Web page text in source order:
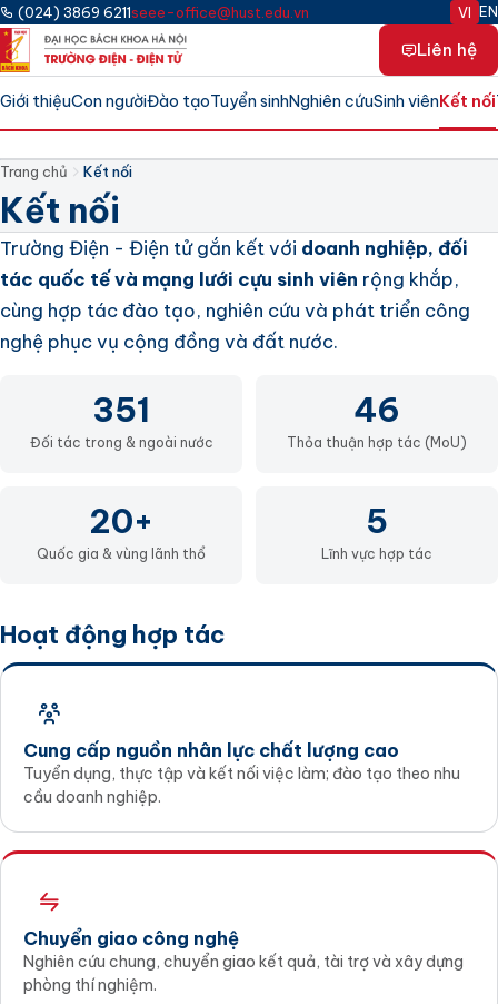
Bỏ qua tới nội dung chính
(024) 3869 6211seee-office@hust.edu.vn VI EN
Liên hệ
Giới thiệuCon ngườiĐào tạoTuyển sinhNghiên cứuSinh viênKết nối
KẾT NỐI
351 đối tác · 20+ quốc gia · mạng lưới toàn cầu
Trang chủ Kết nối
Kết nối
Trường Điện - Điện tử gắn kết với doanh nghiệp, đối
tác quốc tế và mạng lưới cựu sinh viên rộng khắp,
cùng hợp tác đào tạo, nghiên cứu và phát triển công
nghệ phục vụ cộng đồng và đất nước.
351
Đối tác trong & ngoài nước
46
Thỏa thuận hợp tác (MoU)
20+
Quốc gia & vùng lãnh thổ
5
Lĩnh vực hợp tác
Hoạt động hợp tác
Cung cấp nguồn nhân lực chất lượng cao
Tuyển dụng, thực tập và kết nối việc làm; đào tạo theo nhu
cầu doanh nghiệp.
Chuyển giao công nghệ
Nghiên cứu chung, chuyển giao kết quả, tài trợ và xây dựng
phòng thí nghiệm.